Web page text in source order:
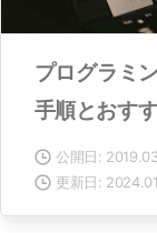
プログラミ
手順とおす
公開日:
更新日: